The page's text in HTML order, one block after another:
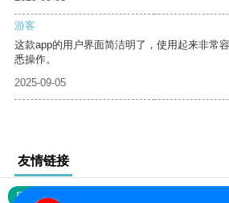
游客
这款app的用户界面简洁明了，使用起来非常
悉操作。
2025-09-05
友情链接
网站地图